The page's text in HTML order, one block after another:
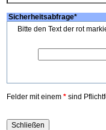
Sicherheitsabfrage*
Bitte den Text der rot
Felder mit einem * sind